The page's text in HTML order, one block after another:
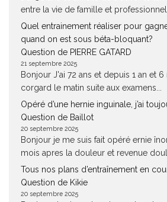
entre la vie de famille et
Quel entrainement réaliser pour
quand on est sous béta-bloquant?
Question de PIERRE GATARD
21 septembre 2025
Bonjour J'ai 72 ans et depuis 1 an et
corgard le matin suite aux examens...
Opéré d’une hernie inguinale, j’ai
Question de Baillot
20 septembre 2025
Bonjour je me suis fait opéré ernie
mois apres la douleur et revenue
Tous nos plans d’entraînement en
Question de Kikie
20 septembre 2025